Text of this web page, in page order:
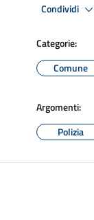
Condividi
Categorie:
Comune
Argomenti:
Polizia